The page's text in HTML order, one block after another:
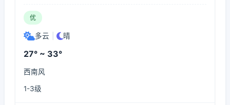
优
多云 晴
27° ~ 33°
西南风
1-3级